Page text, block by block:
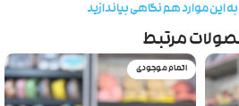
این موارد هم نگاهی بیاندازید
مرتبط
اتمام موجودی